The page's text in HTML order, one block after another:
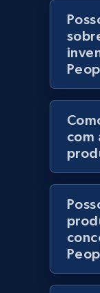
specified
URL,
Model
991+
URL,
Model
com